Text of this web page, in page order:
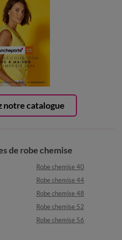
notre catalogue
de robe chemise
Robe chemise 40
Robe chemise 44
Robe chemise 48
Robe chemise 52
Robe chemise 56